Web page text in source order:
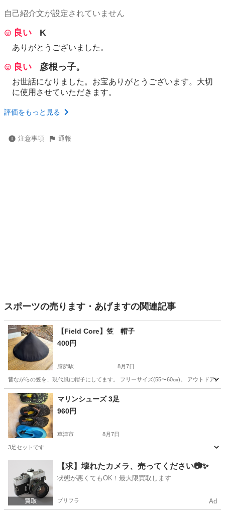
自己紹介文が設定されていません
良い K
ありがとうございました。
良い 彦根っ子。
お世話になりました。お宝ありがとうございます。大切
に使用させていただきます。
評価をもっと見る
注意事項 通報
スポーツの売ります・あげますの関連記事
【Field Core】笠 帽子
400円
膳所駅 8月7日
昔ながらの笠を、現代風に帽子にしてます。 フリーサイズ(55〜60㎝)。 アウトドアに
滋賀 大津市 膳所駅 スポーツ
マリンシューズ 3足
960円
草津市 8月7日
3足セットです
ソフトボール シューズ
【求】壊れたカメラ、売ってください📷✨
状態が悪くてもOK！最大限買取します
プリフラ Ad